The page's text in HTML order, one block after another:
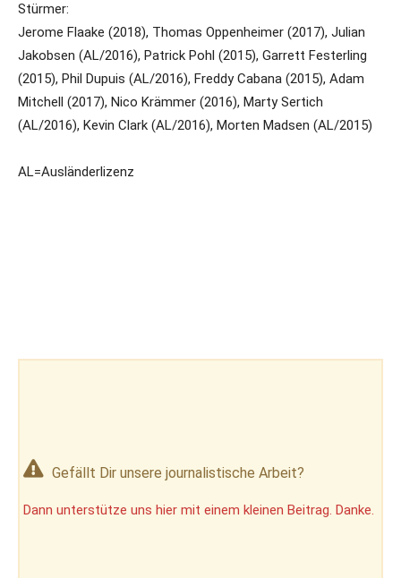
Stürmer:
Jerome Flaake (2018), Thomas Oppenheimer (2017), Julian
Jakobsen (AL/2016), Patrick Pohl (2015), Garrett Festerling
(2015), Phil Dupuis (AL/2016), Freddy Cabana (2015), Adam
Mitchell (2017), Nico Krämmer (2016), Marty Sertich
(AL/2016), Kevin Clark (AL/2016), Morten Madsen (AL/2015)
AL=Ausländerlizenz
Gefällt Dir unsere journalistische Arbeit?
Dann unterstütze uns hier mit einem kleinen Beitrag. Danke.